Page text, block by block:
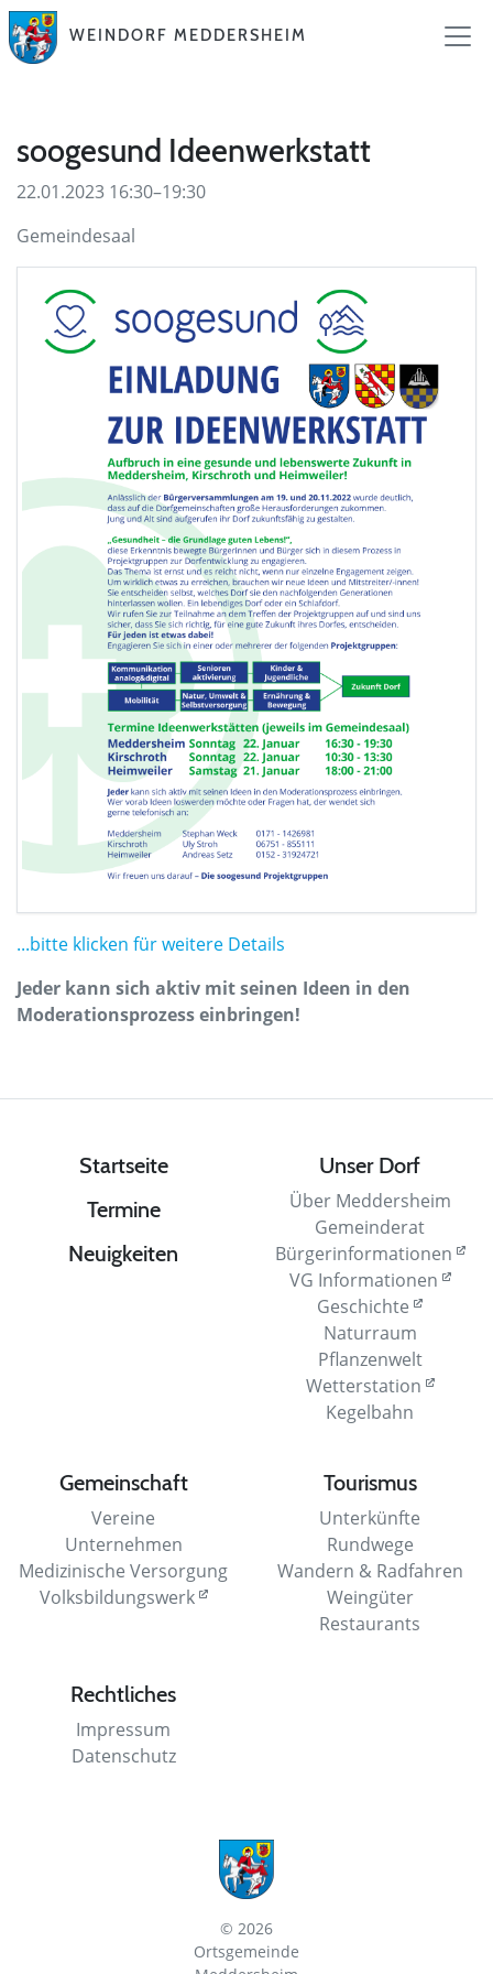
WEINDORF MEDDERSHEIM
soogesund Ideenwerkstatt
22.01.2023 16:30–19:30
Gemeindesaal
...bitte klicken für weitere Details
Jeder kann sich aktiv mit seinen Ideen in den
Moderationsprozess einbringen!
Startseite
Termine
Neuigkeiten
Unser Dorf
Über Meddersheim
Gemeinderat
Bürgerinformationen
VG Informationen
Geschichte
Naturraum
Pflanzenwelt
Wetterstation
Kegelbahn
Gemeinschaft
Vereine
Unternehmen
Medizinische Versorgung
Volksbildungswerk
Tourismus
Unterkünfte
Rundwege
Wandern & Radfahren
Weingüter
Restaurants
Rechtliches
Impressum
Datenschutz
© 2026
Ortsgemeinde